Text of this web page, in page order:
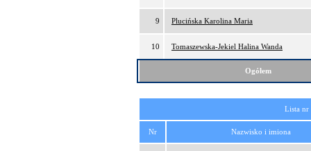
9 Plucińska Karolina Maria
10 Tomaszewska-Jekiel Halina Wanda
Ogółem
Lista
Nr Nazwisko i imiona